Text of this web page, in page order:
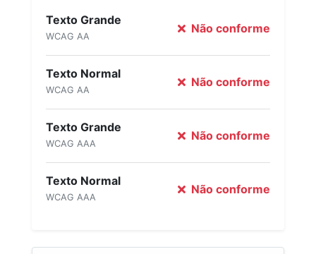
Texto Grande
WCAG AA
Não conforme
Texto Normal
WCAG AA
Não conforme
Texto Grande
WCAG AAA
Não conforme
Texto Normal
WCAG AAA
Não conforme